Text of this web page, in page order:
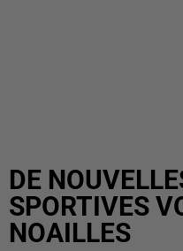
DE
SPORTIVES
NOAILLES